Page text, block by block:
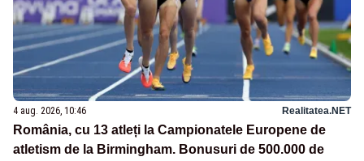
4 aug. 2026, 10:46 Realitatea.NET
România, cu 13 atleți la Campionatele Europene de
atletism de la Birmingham. Bonusuri de 500.000 de